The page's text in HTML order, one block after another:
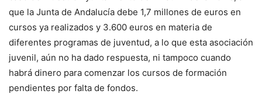
que la Junta de Andalucía debe 1,7 millones de euros en
cursos ya realizados y 3.600 euros en materia de
diferentes programas de juventud, a lo que esta asociación
juvenil, aún no ha dado respuesta, ni tampoco cuando
habrá dinero para comenzar los cursos de formación
pendientes por falta de fondos.